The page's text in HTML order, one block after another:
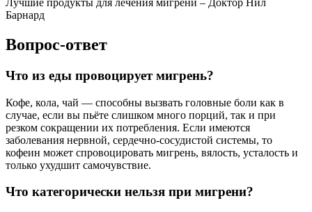
Лучшие продукты для лечения мигрени – Доктор Нил
Барнард
Вопрос-ответ
Что из еды провоцирует мигрень?
Кофе, кола, чай — способны вызвать головные боли как в
случае, если вы пьёте слишком много порций, так и при
резком сокращении их потребления. Если имеются
заболевания нервной, сердечно-сосудистой системы, то
кофеин может спровоцировать мигрень, вялость, усталость и
только ухудшит самочувствие.
Что категорически нельзя при мигрени?